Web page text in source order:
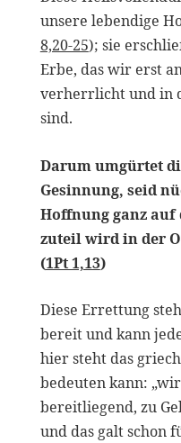
unsere lebendige
8,20-25); sie
Erbe, das wir erst
verherrlicht und in
sind.
Darum umgürtet
Gesinnung, seid
Hoffnung ganz auf
zuteil wird in der
(1Pt 1,13)
Diese Errettung
bereit und kann
hier steht das
bedeuten kann:
bereitliegend, zu
und das galt schon